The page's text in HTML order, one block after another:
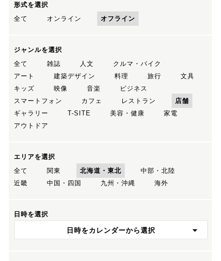
形式を選択
全て
オンライン オフライン
ジャンルを選択
全て
雑誌 人文
クルマ・バイク
アート
建築デザイン 料理 旅行
文具
キッズ
映像 音楽
ビジネス
スマートフォン
カフェ レストラン
店舗
ギャラリー
T-SITE 美容・健康
家電
アウトドア
エリアを選択
全て
関東 北海道・東北
中部・北陸
近畿
中国・四国 九州・沖縄 海外
日時を選択
日時をカレンダーから選択